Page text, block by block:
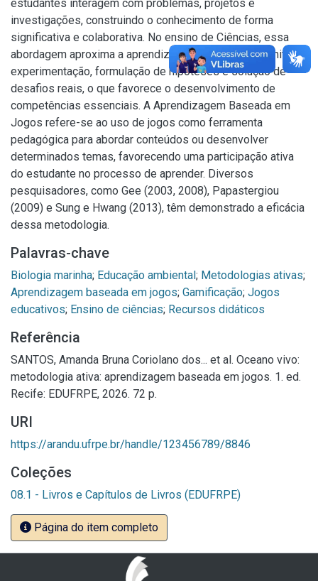
estudantes interagem com problemas, projetos e
investigações, construindo o conhecimento de forma
significativa e colaborativa. No ensino de Ciências, essa
abordagem aproxima a aprendizagem da prática, permitindo
experimentação, formulação de hipóteses e solução de
desafios reais, o que favorece o desenvolvimento de
competências essenciais. A Aprendizagem Baseada em
Jogos refere-se ao uso de jogos como ferramenta
pedagógica para abordar conteúdos ou desenvolver
determinados temas, favorecendo uma participação ativa
do estudante no processo de aprender. Diversos
pesquisadores, como Gee (2003, 2008), Papastergiou
(2009) e Sung e Hwang (2013), têm demonstrado a eficácia
dessa metodologia.
Palavras-chave
Biologia marinha; Educação ambiental; Metodologias ativas;
Aprendizagem baseada em jogos; Gamificação; Jogos
educativos; Ensino de ciências; Recursos didáticos
Referência
SANTOS, Amanda Bruna Coriolano dos... et al. Oceano vivo:
metodologia ativa: aprendizagem baseada em jogos. 1. ed.
Recife: EDUFRPE, 2026. 72 p.
URI
https://arandu.ufrpe.br/handle/123456789/8846
Coleções
08.1 - Livros e Capítulos de Livros (EDUFRPE)
Página do item completo